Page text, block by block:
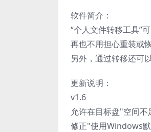
软件简介：
“个人文件转移工具”
再也不用担心重装或
另外，通过转移还可
更新说明：
v1.6
允许在目标盘"空间
修正"使用Windows